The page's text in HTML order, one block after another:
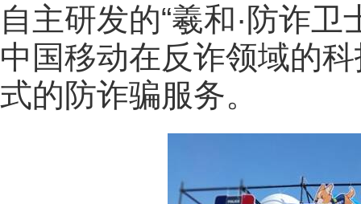
自主研发的“羲和·防诈
中国移动在反诈领域的
式的防诈骗服务。